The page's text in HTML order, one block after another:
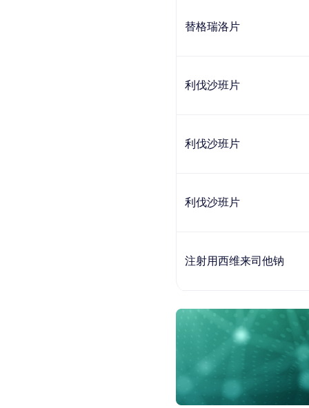
替格瑞洛片
利伐沙班片
利伐沙班片
利伐沙班片
注射用西维来司他钠